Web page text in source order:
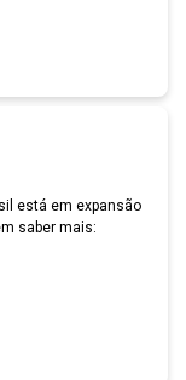
está em expansão
saber mais: